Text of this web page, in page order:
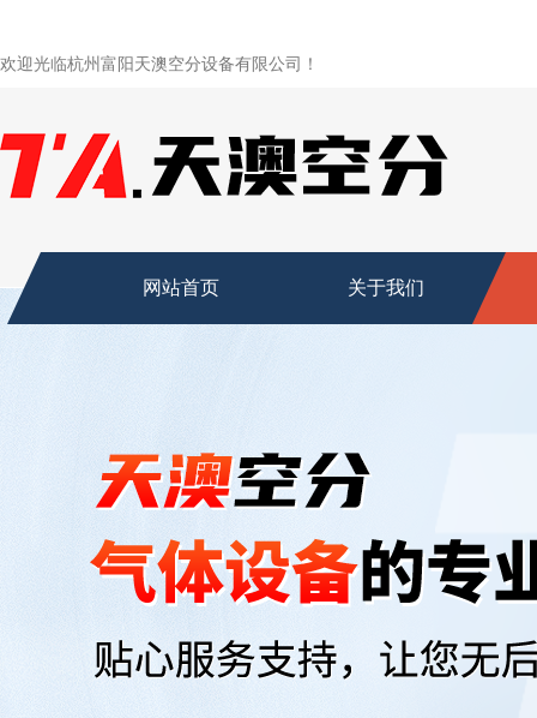
欢迎光临杭州富阳天澳空分设备有限公司！
网站首页 关于我们